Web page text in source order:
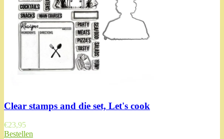
Clear stamps and die set, Let's cook
€23,95
Bestellen